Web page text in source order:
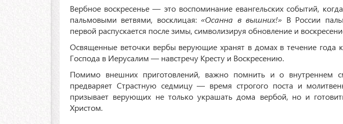
Вербное воскресенье — это воспоминание евангельских событий,
пальмовыми ветвями, восклицая: «Осанна в вышних!» В России
первой распускается после зимы, символизируя обновление и
Освященные веточки вербы верующие хранят в домах в течение года
Господа в Иерусалим — навстречу Кресту и Воскресению.
Помимо внешних приготовлений, важно помнить и о внутреннем
предваряет Страстную седмицу — время строгого поста и
призывает верующих не только украшать дома вербой, но и
Христом.